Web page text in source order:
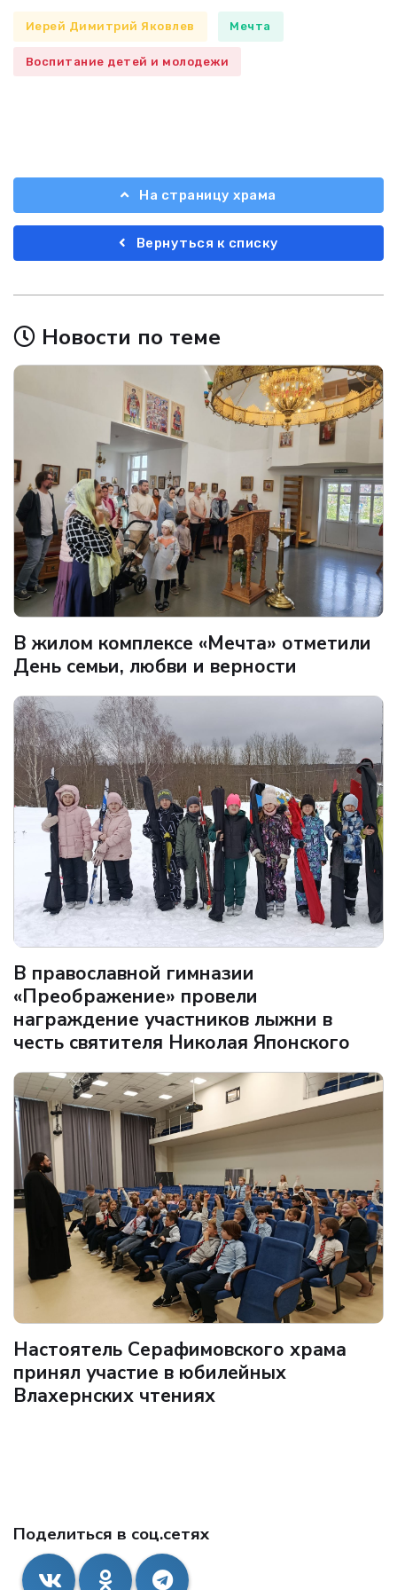
Иерей Димитрий Яковлев Мечта
Воспитание детей и молодежи
На страницу храма
Вернуться к списку
Новости по теме
В жилом комплексе «Мечта» отметили
День семьи, любви и верности
В православной гимназии
«Преображение» провели
награждение участников лыжни в
честь святителя Николая Японского
Настоятель Серафимовского храма
принял участие в юбилейных
Влахернских чтениях
Поделиться в соц.сетях